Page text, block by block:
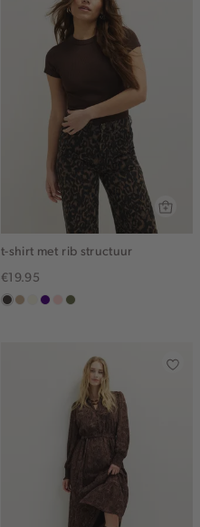
t-shirt met rib structuur
€19.95
chocozandwit,indigo
pinkgroen,